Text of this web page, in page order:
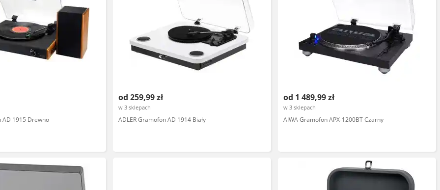
AD 1915 Drewno
od 259,99 zł
w 3 sklepach
ADLER Gramofon AD 1914 Biały
od 1 489,99 zł
w 3 sklepach
AIWA Gramofon APX-1200BT Czarny